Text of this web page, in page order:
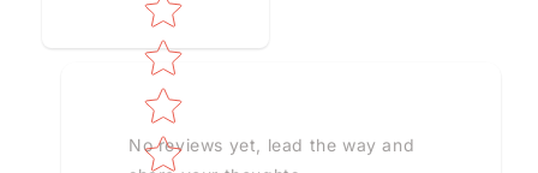
No reviews yet, lead the way and